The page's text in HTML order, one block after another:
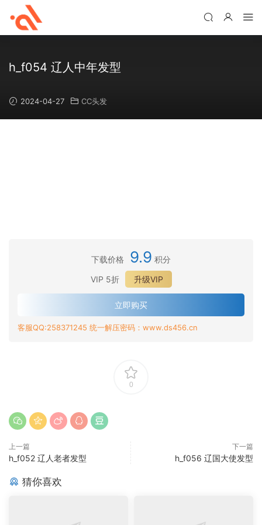
h_f054 辽人中年发型
2024-04-27 CC头发
下载价格 9.9 积分
VIP 5折
升级VIP
立即购买
客服QQ:258371245 统一解压密码：www.ds456.cn
0
上一篇
h_f052 辽人老者发型
下一篇
h_f056 辽国大使发型
猜你喜欢